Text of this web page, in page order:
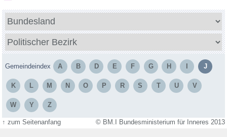
Bundesland
Politischer
Bezirk
Gemeindeindex A B D E F G H J
K L M N O P R S T U V
W Y Z
© BM.I Bundesministerium für Inneres 2013
↑ zum Seitenanfang